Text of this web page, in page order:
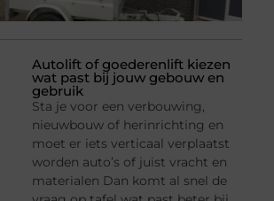
Autolift of goederenlift kiezen
wat past bij jouw gebouw en
gebruik
Sta je voor een verbouwing,
nieuwbouw of herinrichting en
moet er iets verticaal verplaatst
worden auto’s of juist vracht en
materialen Dan komt al snel de